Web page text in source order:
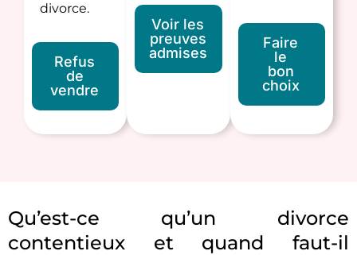
divorce.
Refus
de
vendre
Voir les
preuves
admises
Faire
le
bon
choix
Qu’est-ce qu’un divorce
contentieux et quand faut-il